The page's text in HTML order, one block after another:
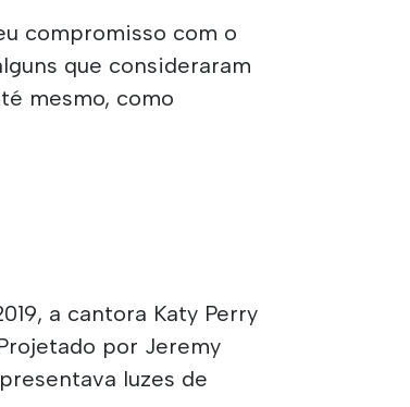
compromisso com o
que consideraram
mesmo, como
a cantora Katy Perry
por Jeremy
luzes de